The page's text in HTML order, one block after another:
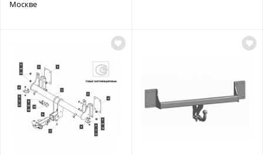
Москве